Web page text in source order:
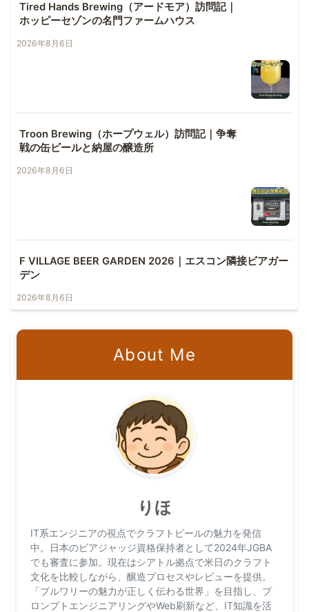
Tired Hands Brewing（アードモア）訪問記｜
ホッピーセゾンの名門ファームハウス
2026年8月6日
Troon Brewing（ホープウェル）訪問記｜争奪
戦の缶ビールと納屋の醸造所
2026年8月6日
F VILLAGE BEER GARDEN 2026｜エスコン隣接ビアガー
デン
2026年8月6日
About Me
りほ
IT系エンジニアの視点でクラフトビールの魅力を発信
中。日本のビアジャッジ資格保持者として2024年JGBA
でも審査に参加。現在はシアトル拠点で米日のクラフト
文化を比較しながら、醸造プロセスやレビューを提供。
「ブルワリーの魅力が正しく伝わる世界」を目指し、プ
ロンプトエンジニアリングやWeb刷新など、IT知識を活